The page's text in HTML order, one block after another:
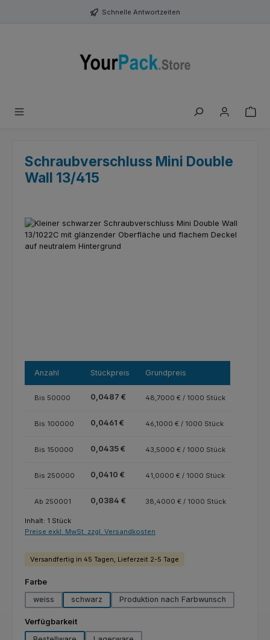
Zum Hauptinhalt springen Schnelle Antwortzeiten
Schraubverschluss Mini Double
Wall 13/415
Anzahl Stückpreis Grundpreis
Bis 50000 0,0487 € 48,7000 € / 1000 Stück
Bis 100000 0,0461 € 46,1000 € / 1000 Stück
Bis 150000 0,0435 € 43,5000 € / 1000 Stück
Bis 250000 0,0410 € 41,0000 € / 1000 Stück
Ab 250001 0,0384 € 38,4000 € / 1000 Stück
Inhalt: 1 Stück
Preise exkl. MwSt. zzgl. Versandkosten
Versandfertig in 45 Tagen, Lieferzeit 2-5 Tage
Farbeauswählen
weiss
schwarz Produktion nach Farbwunsch
Verfügbarkeitauswählen